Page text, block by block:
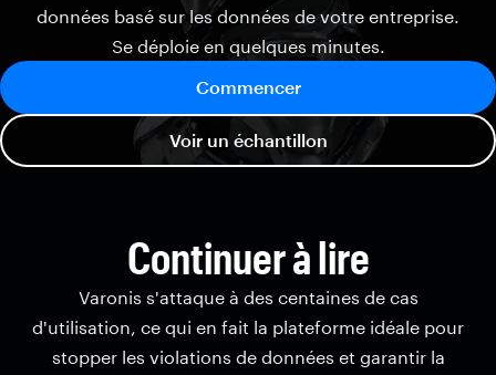
données basé sur les données de votre entreprise.
Se déploie en quelques minutes.
Commencer
Voir un échantillon
Continuer à lire
Varonis s'attaque à des centaines de cas
d'utilisation, ce qui en fait la plateforme idéale pour
stopper les violations de données et garantir la